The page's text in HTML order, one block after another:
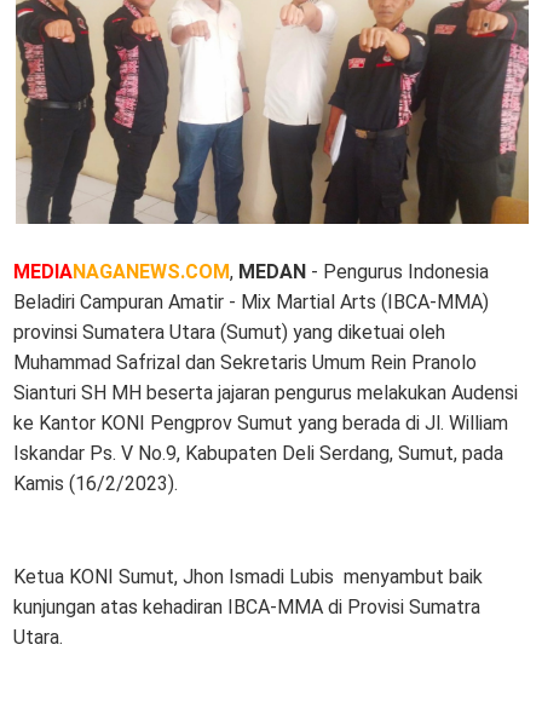
MEDIANAGANEWS.COM, MEDAN - Pengurus Indonesia
Beladiri Campuran Amatir - Mix Martial Arts (IBCA-MMA)
provinsi Sumatera Utara (Sumut) yang diketuai oleh
Muhammad Safrizal dan Sekretaris Umum Rein Pranolo
Sianturi SH MH beserta jajaran pengurus melakukan Audensi
ke Kantor KONI Pengprov Sumut yang berada di Jl. William
Iskandar Ps. V No.9, Kabupaten Deli Serdang, Sumut, pada
Kamis (16/2/2023).
Ketua KONI Sumut, Jhon Ismadi Lubis menyambut baik
kunjungan atas kehadiran IBCA-MMA di Provisi Sumatra
Utara.